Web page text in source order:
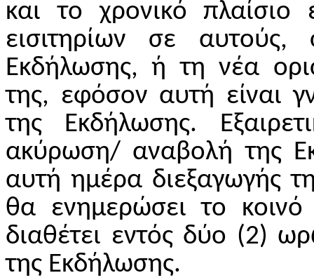
και το χρονικό πλαίσιο
εισιτηρίων σε
Εκδήλωσης, ή τη νέα
της, εφόσον αυτή είναι
της Εκδήλωσης.
ακύρωση/ αναβολή της
αυτή ημέρα διεξαγωγής
θα ενημερώσει το
διαθέτει εντός δύο (2)
της Εκδήλωσης.